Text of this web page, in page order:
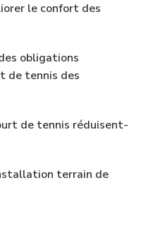
le confort des
obligations
de tennis des
de tennis réduisent-
terrain de